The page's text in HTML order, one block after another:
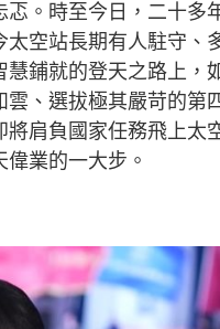
。時至今日，二十多
空站長期有人駐守、
鋪就的登天之路上，
、選拔極其嚴苛的第
肩負國家任務飛上太
業的一大步。